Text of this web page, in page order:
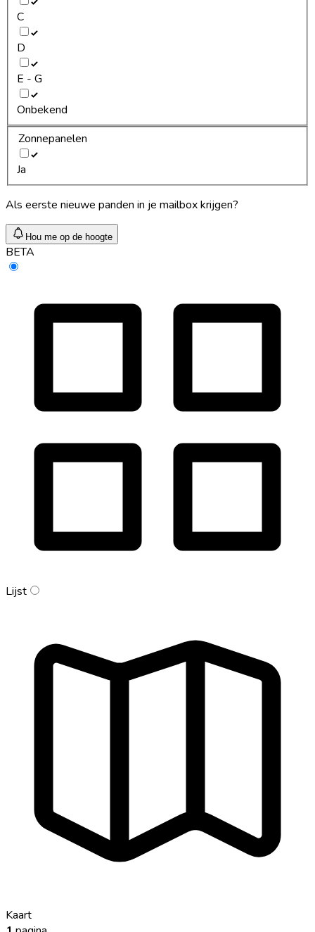
C
D
E - G
Onbekend
Zonnepanelen
Ja
Als eerste nieuwe panden in je mailbox krijgen?
Hou me op de hoogte
BETA
Lijst
Kaart